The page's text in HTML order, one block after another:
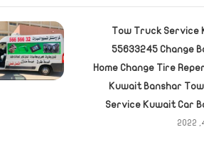
Tow Truck Service
55633245 Change
Home Change Tire
Kuwait Banshar
Service Kuwait Car